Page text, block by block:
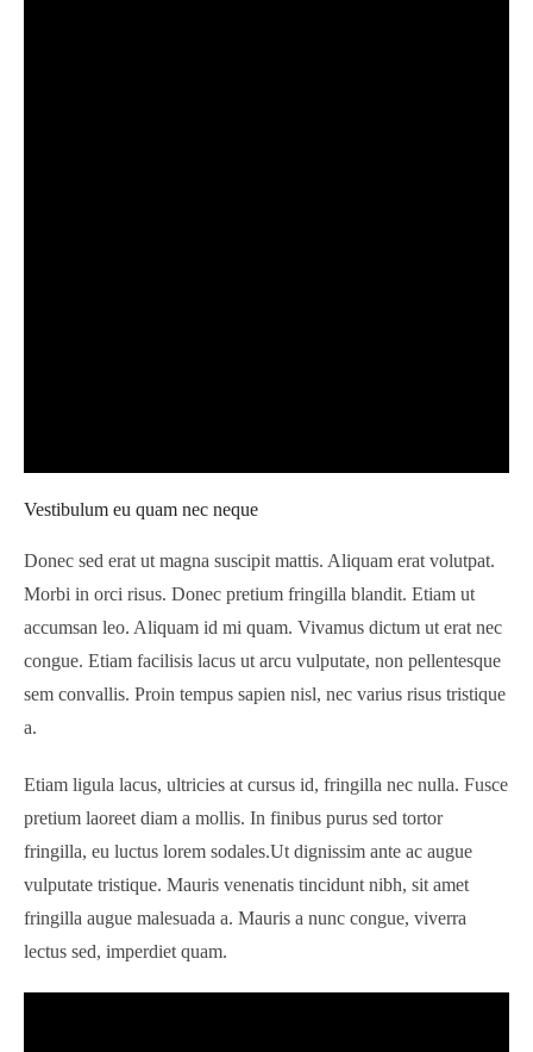
Vestibulum eu quam nec neque
Donec sed erat ut magna suscipit mattis. Aliquam erat volutpat.
Morbi in orci risus. Donec pretium fringilla blandit. Etiam ut
accumsan leo. Aliquam id mi quam. Vivamus dictum ut erat nec
congue. Etiam facilisis lacus ut arcu vulputate, non pellentesque
sem convallis. Proin tempus sapien nisl, nec varius risus tristique
a.
Etiam ligula lacus, ultricies at cursus id, fringilla nec nulla. Fusce
pretium laoreet diam a mollis. In finibus purus sed tortor
fringilla, eu luctus lorem sodales.Ut dignissim ante ac augue
vulputate tristique. Mauris venenatis tincidunt nibh, sit amet
fringilla augue malesuada a. Mauris a nunc congue, viverra
lectus sed, imperdiet quam.